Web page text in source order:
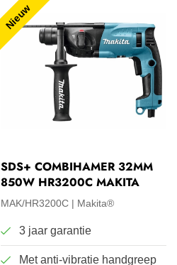
Nieuw
SDS+ COMBIHAMER 32MM
850W HR3200C MAKITA
MAK/HR3200C Makita®
3 jaar garantie
Met anti-vibratie handgreep